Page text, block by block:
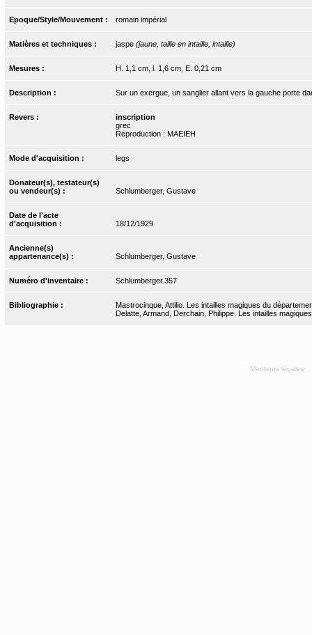
Epoque/Style/Mouvement : romain impérial
Matières et techniques : jaspe (jaune, taille en intaille, intaille)
Mesures : H. 1,1 cm, l. 1,6 cm, E. 0,21 cm
Description : Sur un exergue, un sanglier allant vers la gauche porte
Revers :
inscription
grec
Reproduction : MAEIEH
Mode d'acquisition : legs
Donateur(s), testateur(s)
ou vendeur(s) :
Schlumberger, Gustave
Date de l'acte
d'acquisition :
18/12/1929
Ancienne(s)
appartenance(s) :
Schlumberger, Gustave
Numéro d'inventaire : Schlumberger.357
Bibliographie :
Mastrocinque, Attilio. Les intailles magiques du
Delatte, Armand, Derchain, Philippe. Les intailles
Mentions légales